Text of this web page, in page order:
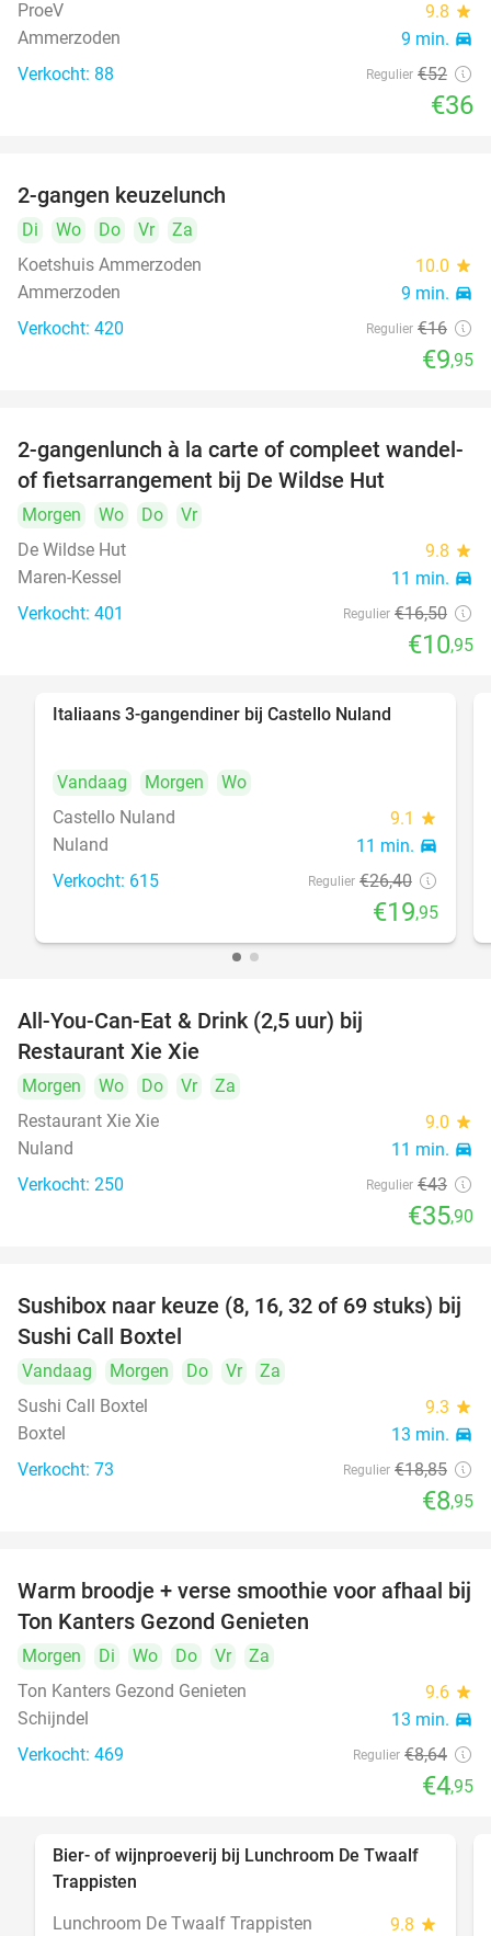
ProeV 9.8 star
Ammerzoden 9 min. directions_car
Verkocht: 88 Regulier €52
€36
2-gangen keuzelunch
Di Wo Do Vr
Za
Koetshuis Ammerzoden
10.0 star
Ammerzoden 9 min. directions_car
Verkocht: 420 Regulier €16
€9,95
34%
2-gangenlunch à la carte of compleet wandel-
of fietsarrangement bij De Wildse Hut
Morgen Wo Do
Vr
De Wildse Hut
9.8 star
Maren-Kessel 11 min. directions_car
Verkocht: 401 Regulier €16,50
€10,95
Italiaans 3-gangendiner bij Castello Nuland
Vandaag Morgen
Wo
Castello Nuland
9.1 star
Nuland 11 min. directions_car
Verkocht: 615 Regulier €26,40
€19,95
All-You-Can-Eat & Drink (2,5 uur) bij
Restaurant Xie Xie
Morgen Wo Do Vr
Za
Restaurant Xie Xie
9.0 star
Nuland 11 min. directions_car
Verkocht: 250 Regulier €43
€35,90
53%
Sushibox naar keuze (8, 16, 32 of 69 stuks) bij
Sushi Call Boxtel
Vandaag Morgen Do Vr
Za
Sushi Call Boxtel
9.3 star
Boxtel 13 min. directions_car
Verkocht: 73 Regulier €18,85
€8,95
43%
Warm broodje + verse smoothie voor afhaal bij
Ton Kanters Gezond Genieten
Morgen Di Wo Do Vr
Za
Ton Kanters Gezond Genieten
9.6 star
Schijndel 13 min. directions_car
Verkocht: 469 Regulier €8,64
€4,95
40%
Bier- of wijnproeverij bij Lunchroom De Twaalf
Trappisten
Lunchroom De Twaalf Trappisten
9.8 star